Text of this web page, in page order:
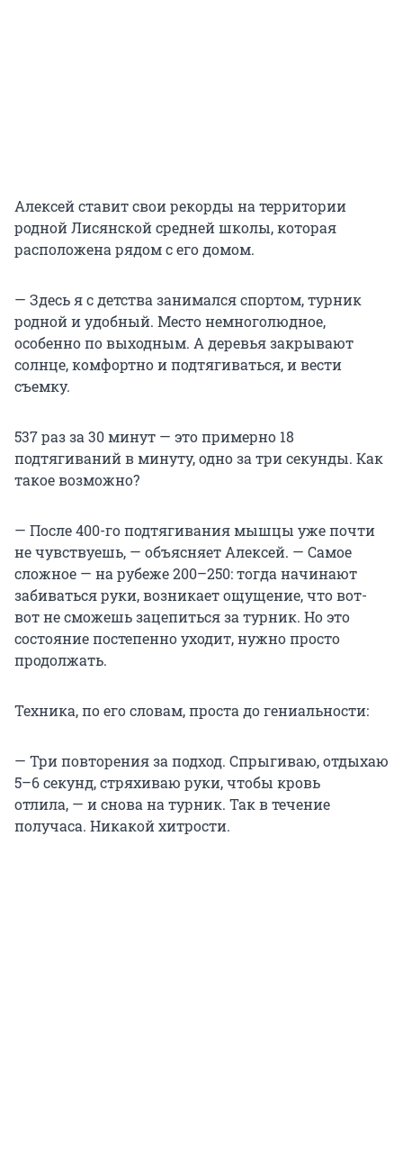
Алексей ставит свои рекорды на территории
родной Лисянской средней школы, которая
расположена рядом с его домом.
— Здесь я с детства занимался спортом, турник
родной и удобный. Место немноголюдное,
особенно по выходным. А деревья закрывают
солнце, комфортно и подтягиваться, и вести
съемку.
537 раз за 30 минут — это примерно 18
подтягиваний в минуту, одно за три секунды. Как
такое возможно?
— После 400-го подтягивания мышцы уже почти
не чувствуешь, — объясняет Алексей. — Самое
сложное — на рубеже 200–250: тогда начинают
забиваться руки, возникает ощущение, что вот-
вот не сможешь зацепиться за турник. Но это
состояние постепенно уходит, нужно просто
продолжать.
Техника, по его словам, проста до гениальности:
— Три повторения за подход. Спрыгиваю, отдыхаю
5–6 секунд, стряхиваю руки, чтобы кровь
отлила, — и снова на турник. Так в течение
получаса. Никакой хитрости.